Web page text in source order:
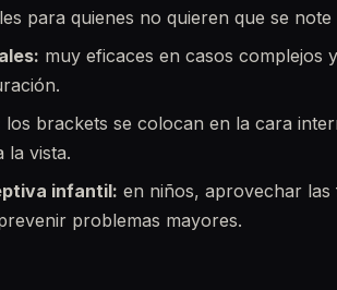
para quienes no quieren que se
muy eficaces en casos complejos
los brackets se colocan en la cara
la vista.
infantil: en niños, aprovechar las
problemas mayores.